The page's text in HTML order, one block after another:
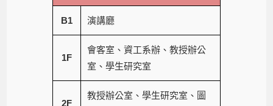
B1 演講廳
1F
會客室、資工系辦、教授辦公
室、學生研究室
2F
教授辦公室、學生研究室、圖